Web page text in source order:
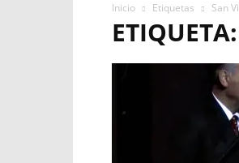
Inicio Etiquetas San